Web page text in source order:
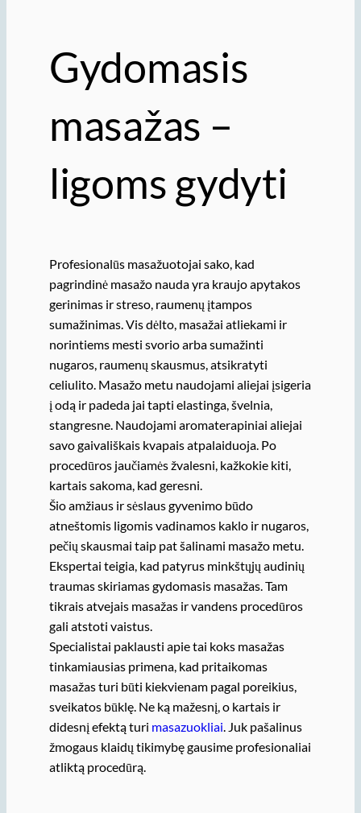
Gydomasis
masažas –
ligoms gydyti
Profesionalūs masažuotojai sako, kad
pagrindinė masažo nauda yra kraujo apytakos
gerinimas ir streso, raumenų įtampos
sumažinimas. Vis dėlto, masažai atliekami ir
norintiems mesti svorio arba sumažinti
nugaros, raumenų skausmus, atsikratyti
celiulito. Masažo metu naudojami aliejai įsigeria
į odą ir padeda jai tapti elastinga, švelnia,
stangresne. Naudojami aromaterapiniai aliejai
savo gaivališkais kvapais atpalaiduoja. Po
procedūros jaučiamės žvalesni, kažkokie kiti,
kartais sakoma, kad geresni.
Šio amžiaus ir sėslaus gyvenimo būdo
atneštomis ligomis vadinamos kaklo ir nugaros,
pečių skausmai taip pat šalinami masažo metu.
Ekspertai teigia, kad patyrus minkštųjų audinių
traumas skiriamas gydomasis masažas. Tam
tikrais atvejais masažas ir vandens procedūros
gali atstoti vaistus.
Specialistai paklausti apie tai koks masažas
tinkamiausias primena, kad pritaikomas
masažas turi būti kiekvienam pagal poreikius,
sveikatos būklę. Ne ką mažesnį, o kartais ir
didesnį efektą turi masazuokliai . Juk pašalinus
žmogaus klaidų tikimybę gausime profesionaliai
atliktą procedūrą.